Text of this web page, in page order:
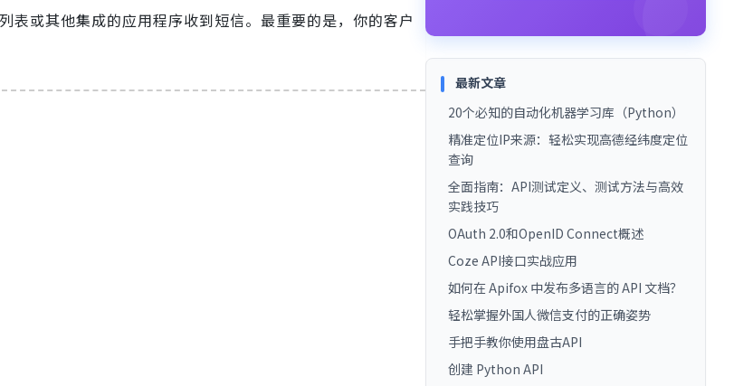
表或其他集成的应用程序收到短信。最重要的是，你的客户
最新文章
20个必知的自动化机器学习库（Python）
精准定位IP来源：轻松实现高德经纬度定位
查询
全面指南：API测试定义、测试方法与高效
实践技巧
OAuth 2.0和OpenID Connect概述
Coze API接口实战应用
如何在 Apifox 中发布多语言的 API 文档？
轻松掌握外国人微信支付的正确姿势
手把手教你使用盘古API
创建 Python API